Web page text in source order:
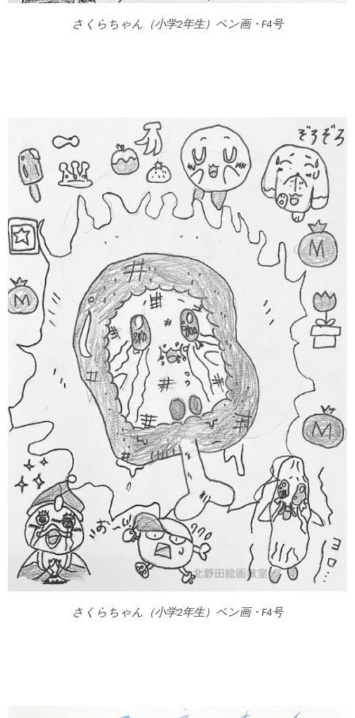
さくらちゃん（小学2年生）ペン画・F4号
さくらちゃん（小学2年生）ペン画・F4号